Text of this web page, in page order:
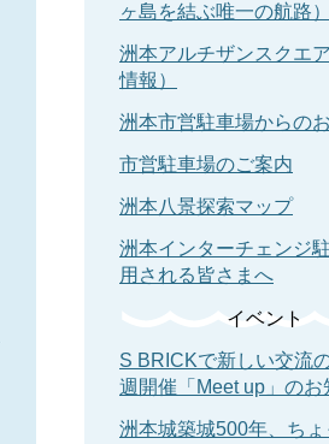
ヶ島を結ぶ唯一の航路）
洲本アルチザンスクエ
情報）
洲本市営駐車場からの
市営駐車場のご案内
洲本八景探索マップ
洲本インターチェンジ
用される皆さまへ
イベント
S BRICKで新しい交流
週開催「Meet up」のお
洲本城築城500年、ち